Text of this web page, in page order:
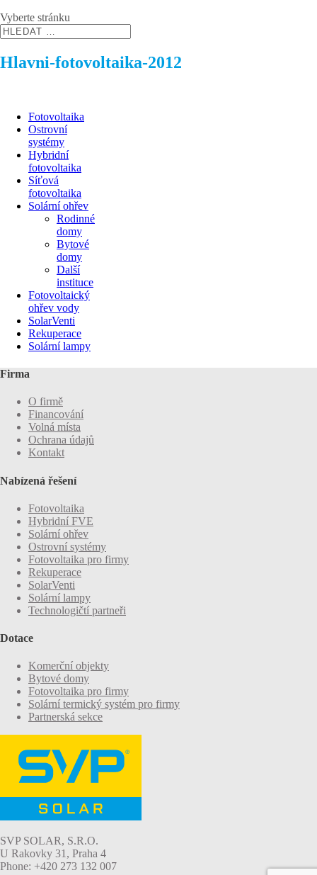
Vyberte stránku
Hlavni-fotovoltaika-2012
Fotovoltaika
Ostrovní
systémy
Hybridní
fotovoltaika
Síťová
fotovoltaika
Solární ohřev
Rodinné
domy
Bytové
domy
Další
instituce
Fotovoltaický
ohřev vody
SolarVenti
Rekuperace
Solární lampy
Firma
O firmě
Financování
Volná místa
Ochrana údajů
Kontakt
Nabízená řešení
Fotovoltaika
Hybridní FVE
Solární ohřev
Ostrovní systémy
Fotovoltaika pro firmy
Rekuperace
SolarVenti
Solární lampy
Technologičtí partneři
Dotace
Komerční objekty
Bytové domy
Fotovoltaika pro firmy
Solární termický systém pro firmy
Partnerská sekce
SVP SOLAR, S.R.O.
U Rakovky 31, Praha 4
Phone: +420 273 132 007